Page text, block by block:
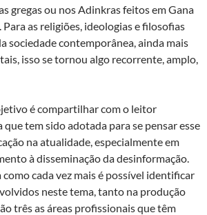
gregas ou nos Adinkras feitos em Gana
as religiões, ideologias e filosofias
sociedade contemporânea, ainda mais
isso se tornou algo recorrente, amplo,
é compartilhar com o leitor
tem sido adotada para se pensar esse
na atualidade, especialmente em
à disseminação da desinformação.
cada vez mais é possível identificar
neste tema, tanto na produção
três as áreas profissionais que têm